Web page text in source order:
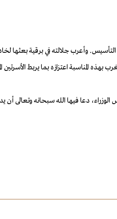
التأسيس. وأعرب جلالته في برقية بعثها
بهذه المناسبة اعتزازه بما يربط الأسرتين
دعا فيها الله سبحانه وتعالى